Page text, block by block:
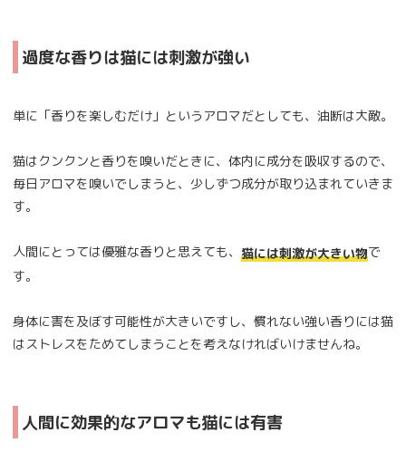
過度な香りは猫には刺激が強い
単に「香りを楽しむだけ」というアロマだとしても、油断は大敵。
猫はクンクンと香りを嗅いだときに、体内に成分を吸収するので、
毎日アロマを嗅いでしまうと、少しずつ成分が取り込まれていきま
す。
人間にとっては優雅な香りと思えても、 猫には刺激が大きい物で
す。
身体に害を及ぼす可能性が大きいですし、慣れない強い香りには猫
はストレスをためてしまうことを考えなければいけませんね。
人間に効果的なアロマも猫には有害